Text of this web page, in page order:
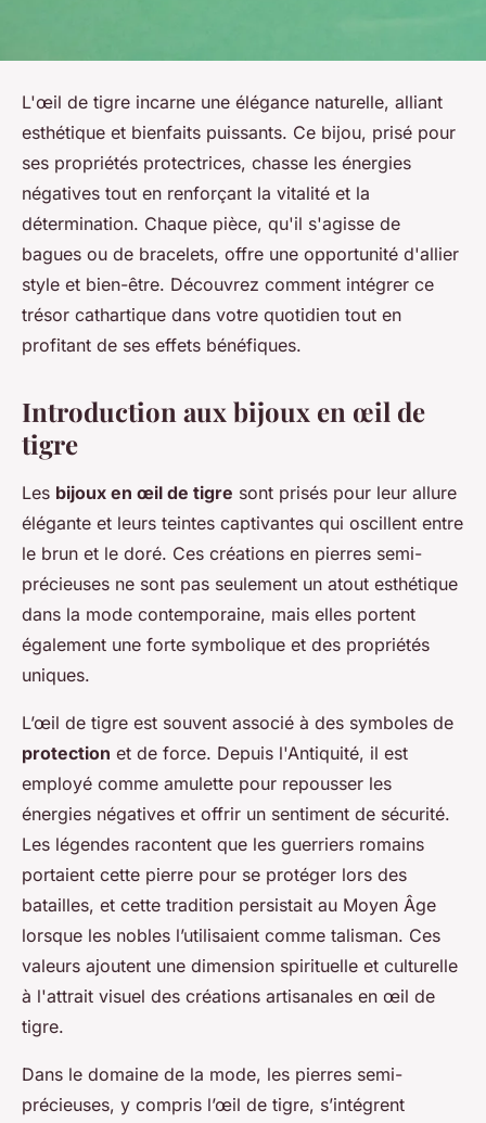
L'œil de tigre incarne une élégance naturelle, alliant
esthétique et bienfaits puissants. Ce bijou, prisé pour
ses propriétés protectrices, chasse les énergies
négatives tout en renforçant la vitalité et la
détermination. Chaque pièce, qu'il s'agisse de
bagues ou de bracelets, offre une opportunité d'allier
style et bien-être. Découvrez comment intégrer ce
trésor cathartique dans votre quotidien tout en
profitant de ses effets bénéfiques.
Introduction aux bijoux en œil de
tigre
Les bijoux en œil de tigre sont prisés pour leur allure
élégante et leurs teintes captivantes qui oscillent entre
le brun et le doré. Ces créations en pierres semi-
précieuses ne sont pas seulement un atout esthétique
dans la mode contemporaine, mais elles portent
également une forte symbolique et des propriétés
uniques.
L’œil de tigre est souvent associé à des symboles de
protection et de force. Depuis l'Antiquité, il est
employé comme amulette pour repousser les
énergies négatives et offrir un sentiment de sécurité.
Les légendes racontent que les guerriers romains
portaient cette pierre pour se protéger lors des
batailles, et cette tradition persistait au Moyen Âge
lorsque les nobles l’utilisaient comme talisman. Ces
valeurs ajoutent une dimension spirituelle et culturelle
à l'attrait visuel des créations artisanales en œil de
tigre.
Dans le domaine de la mode, les pierres semi-
précieuses, y compris l’œil de tigre, s’intégrent